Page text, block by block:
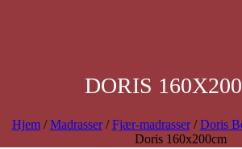
DORIS
Hjem/Madrasser/Fjær-madrasser/Doris
Doris 160x200cm